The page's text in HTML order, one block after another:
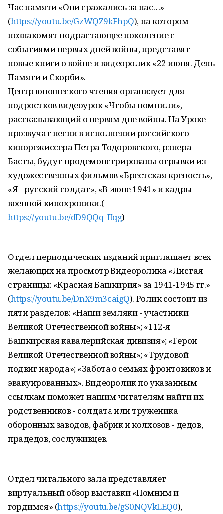
Час памяти «Они сражались за нас…»
(https://youtu.be/GzWQZ9kFhpQ), на котором
познакомят подрастающее поколение с
событиями первых дней войны, представят
новые книги о войне и видеоролик «22 июня. День
Памяти и Скорби».
Центр юношеского чтения организует для
подростков видеоурок «Чтобы помнили»,
рассказывающий о первом дне войны. На Уроке
прозвучат песни в исполнении российского
кинорежиссера Петра Тодоровского, рэпера
Басты, будут продемонстрированы отрывки из
художественных фильмов «Брестская крепость»,
«Я - русский солдат», «В июне 1941» и кадры
военной кинохроники.(
https://youtu.be/dD9QQq_IIqg)
Отдел периодических изданий приглашает всех
желающих на просмотр Видеоролика «Листая
страницы: «Красная Башкирия» за 1941-1945 гг.»
(https://youtu.be/DnX9m3oaigQ). Ролик состоит из
пяти разделов: «Наши земляки - участники
Великой Отечественной войны»; «112-я
Башкирская кавалерийская дивизия»; «Герои
Великой Отечественной войны»; «Трудовой
подвиг народа»; «Забота о семьях фронтовиков и
эвакуированных». Видеоролик по указанным
ссылкам поможет нашим читателям найти их
родственников - солдата или труженика
оборонных заводов, фабрик и колхозов - дедов,
прадедов, сослуживцев.
Отдел читального зала представляет
виртуальный обзор выставки «Помним и
гордимся» (https://youtu.be/gS0NQVkLEQ0),